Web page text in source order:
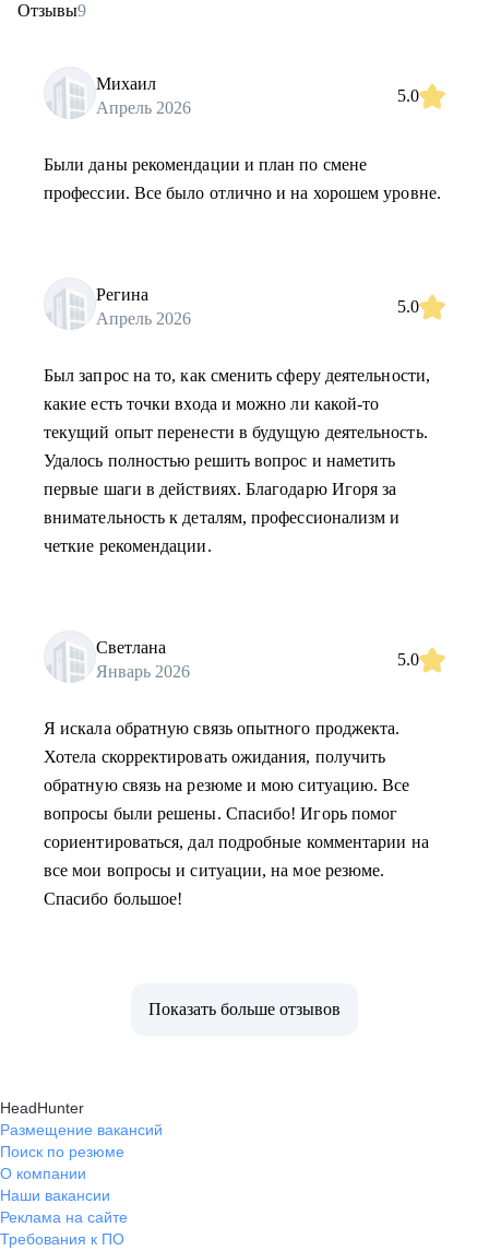
Отзывы9
Михаил
Апрель 2026
5.0
Были даны рекомендации и план по смене
профессии. Все было отлично и на хорошем уровне.
Регина
Апрель 2026
5.0
Был запрос на то, как сменить сферу деятельности,
какие есть точки входа и можно ли какой-то
текущий опыт перенести в будущую деятельность.
Удалось полностью решить вопрос и наметить
первые шаги в действиях. Благодарю Игоря за
внимательность к деталям, профессионализм и
четкие рекомендации.
Светлана
Январь 2026
5.0
Я искала обратную связь опытного проджекта.
Хотела скорректировать ожидания, получить
обратную связь на резюме и мою ситуацию. Все
вопросы были решены. Спасибо! Игорь помог
сориентироваться, дал подробные комментарии на
все мои вопросы и ситуации, на мое резюме.
Спасибо большое!
Показать больше отзывов
HeadHunter
Размещение вакансий
Поиск по резюме
О компании
Наши вакансии
Реклама на сайте
Требования к ПО